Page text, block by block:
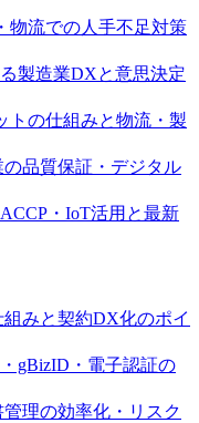
物流での人手不足対策
製造業DXと意思決定
トの仕組みと物流・製
の品質保証・デジタル
・IoT活用と最新
みと契約DX化のポイ
gBizID・電子認証の
理の効率化・リスク